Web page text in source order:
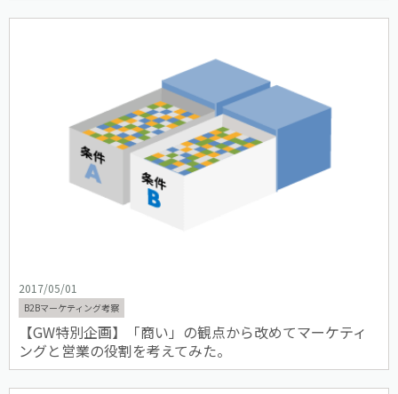
2017/05/01
B2Bマーケティング考察
【GW特別企画】「商い」の観点から改めてマーケティ
ングと営業の役割を考えてみた。